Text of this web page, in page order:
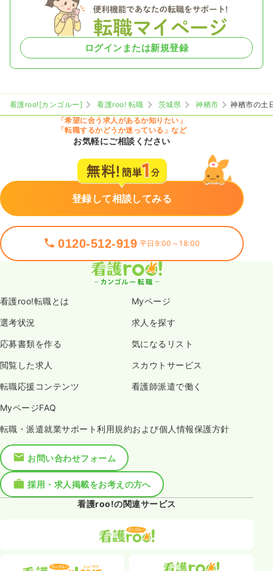
ログインまたは新規登録
看護roo![カンゴルー] 看護roo! 転職 茨城県 神栖市
神栖市の土
「希望に合う求人があるか知りたい」
「転職するかどうか迷っている」など
お気軽にご相談ください
登録して相談してみる
0120-512-919 平日9:00～18:00
看護roo!転職とは Myページ
選考状況 求人を探す
応募書類を作る 気になるリスト
閲覧した求人 スカウトサービス
転職応援コンテンツ 看護師派遣で働く
MyページFAQ
転職・派遣就業サポート利用規約および個人情報保護方針
お問い合わせフォーム
採用・求人掲載をお考えの方へ
看護roo!の関連サービス